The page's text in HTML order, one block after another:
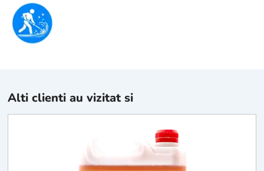
Alti clienti au vizitat si